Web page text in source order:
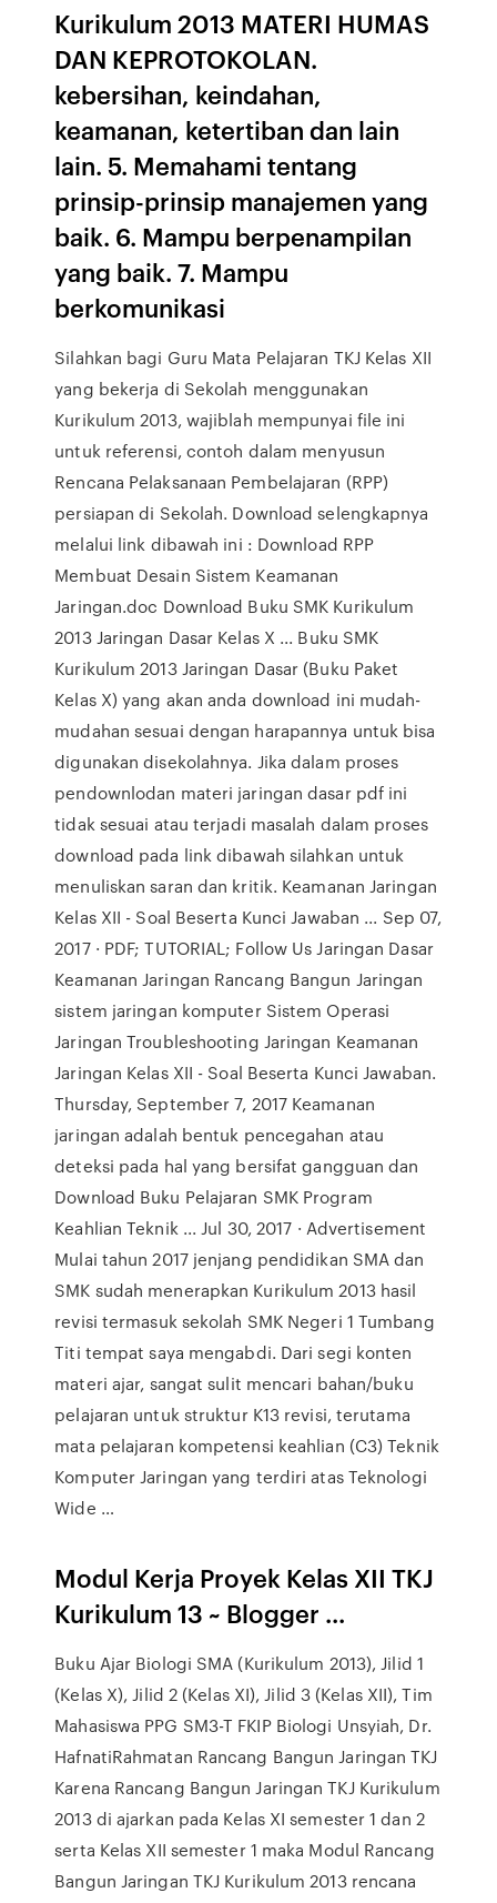
Kurikulum 2013 MATERI HUMAS
DAN KEPROTOKOLAN.
kebersihan, keindahan,
keamanan, ketertiban dan lain
lain. 5. Memahami tentang
prinsip-prinsip manajemen yang
baik. 6. Mampu berpenampilan
yang baik. 7. Mampu
berkomunikasi
Silahkan bagi Guru Mata Pelajaran TKJ Kelas XII
yang bekerja di Sekolah menggunakan
Kurikulum 2013, wajiblah mempunyai file ini
untuk referensi, contoh dalam menyusun
Rencana Pelaksanaan Pembelajaran (RPP)
persiapan di Sekolah. Download selengkapnya
melalui link dibawah ini : Download RPP
Membuat Desain Sistem Keamanan
Jaringan.doc Download Buku SMK Kurikulum
2013 Jaringan Dasar Kelas X ... Buku SMK
Kurikulum 2013 Jaringan Dasar (Buku Paket
Kelas X) yang akan anda download ini mudah-
mudahan sesuai dengan harapannya untuk bisa
digunakan disekolahnya. Jika dalam proses
pendownlodan materi jaringan dasar pdf ini
tidak sesuai atau terjadi masalah dalam proses
download pada link dibawah silahkan untuk
menuliskan saran dan kritik. Keamanan Jaringan
Kelas XII - Soal Beserta Kunci Jawaban ... Sep 07,
2017 · PDF; TUTORIAL; Follow Us Jaringan Dasar
Keamanan Jaringan Rancang Bangun Jaringan
sistem jaringan komputer Sistem Operasi
Jaringan Troubleshooting Jaringan Keamanan
Jaringan Kelas XII - Soal Beserta Kunci Jawaban.
Thursday, September 7, 2017 Keamanan
jaringan adalah bentuk pencegahan atau
deteksi pada hal yang bersifat gangguan dan
Download Buku Pelajaran SMK Program
Keahlian Teknik ... Jul 30, 2017 · Advertisement
Mulai tahun 2017 jenjang pendidikan SMA dan
SMK sudah menerapkan Kurikulum 2013 hasil
revisi termasuk sekolah SMK Negeri 1 Tumbang
Titi tempat saya mengabdi. Dari segi konten
materi ajar, sangat sulit mencari bahan/buku
pelajaran untuk struktur K13 revisi, terutama
mata pelajaran kompetensi keahlian (C3) Teknik
Komputer Jaringan yang terdiri atas Teknologi
Wide …
Modul Kerja Proyek Kelas XII TKJ
Kurikulum 13 ~ Blogger ...
Buku Ajar Biologi SMA (Kurikulum 2013), Jilid 1
(Kelas X), Jilid 2 (Kelas XI), Jilid 3 (Kelas XII), Tim
Mahasiswa PPG SM3-T FKIP Biologi Unsyiah, Dr.
HafnatiRahmatan Rancang Bangun Jaringan TKJ
Karena Rancang Bangun Jaringan TKJ Kurikulum
2013 di ajarkan pada Kelas XI semester 1 dan 2
serta Kelas XII semester 1 maka Modul Rancang
Bangun Jaringan TKJ Kurikulum 2013 rencana